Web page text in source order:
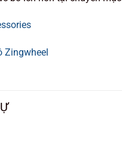
Zingwheel